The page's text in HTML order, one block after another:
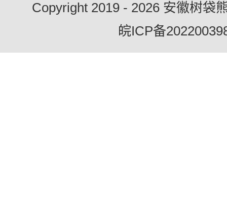
Copyright 2019 - 2026 安徽树袋
皖ICP备